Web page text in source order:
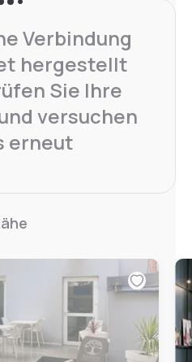
Verbindung
hergestellt
Sie Ihre
versuchen
erneut